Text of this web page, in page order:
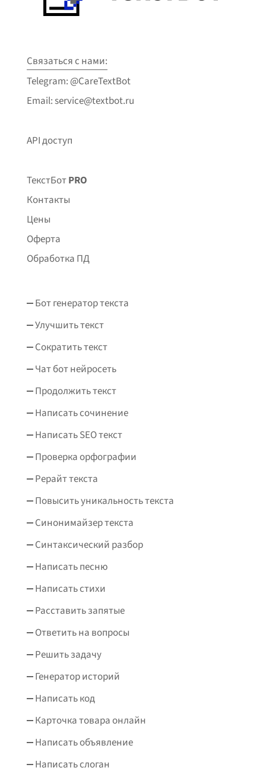
Связаться с нами:
Telegram: @CareTextBot
Email: service@textbot.ru
API доступ
ТекстБотPRO
Контакты
Цены
Оферта
Обработка ПД
Бот генератор текста
Улучшить текст
Сократить текст
Чат бот нейросеть
Продолжить текст
Написать сочинение
Написать SEO текст
Проверка орфографии
Рерайт текста
Повысить уникальность текста
Синонимайзер текста
Синтаксический разбор
Написать песню
Написать стихи
Расставить запятые
Ответить на вопросы
Решить задачу
Генератор историй
Написать код
Карточка товара онлайн
Написать объявление
Написать слоган